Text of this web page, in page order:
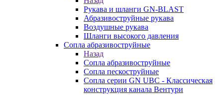
Рукава и шланги GN-BLAST
Абразивоструйные рукава
Воздушные рукава
Шланги высокого давления
Сопла абразивоструйные
Назад
Сопла абразивоструйные
Сопла пескоструйные
Сопла серии GN UBC - Классическая
конструкция канала Вентури